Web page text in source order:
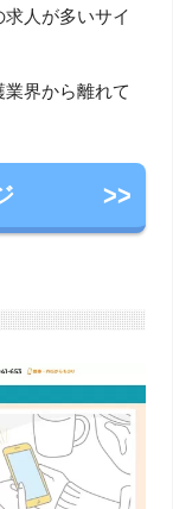
人が多いサイ
界から離れて